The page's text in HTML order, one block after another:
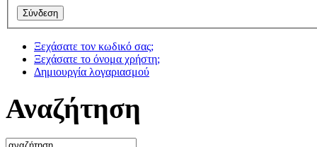
Ξεχάσατε τον κωδικό σας;
Ξεχάσατε το όνομα χρήστη;
Δημιουργία λογαριασμού
Αναζήτηση